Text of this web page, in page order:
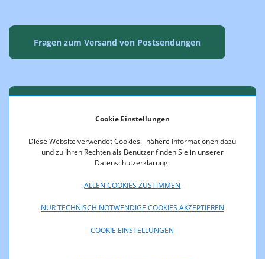
Cookie Einstellungen
Diese Website verwendet Cookies - nähere Informationen dazu
und zu Ihren Rechten als Benutzer finden Sie in unserer
Datenschutzerklärung.
ALLEN COOKIES ZUSTIMMEN
NUR TECHNISCH NOTWENDIGE COOKIES AKZEPTIEREN
COOKIE EINSTELLUNGEN
Fragen zum Versand von Postsendungen